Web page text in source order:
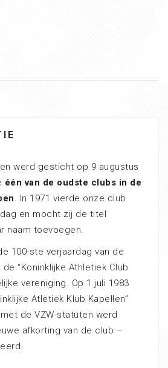
werd gesticht op 9 augustus
één van de oudste clubs in de
. In 1971 vierde onze club
en mocht zij de titel
naam toevoegen.
100-ste verjaardag van de
“Koninklijke Athletiek Club
vereniging. Op 1 juli 1983
Atletiek Klub Kapellen”
de VZW-statuten werd
afkorting van de club –